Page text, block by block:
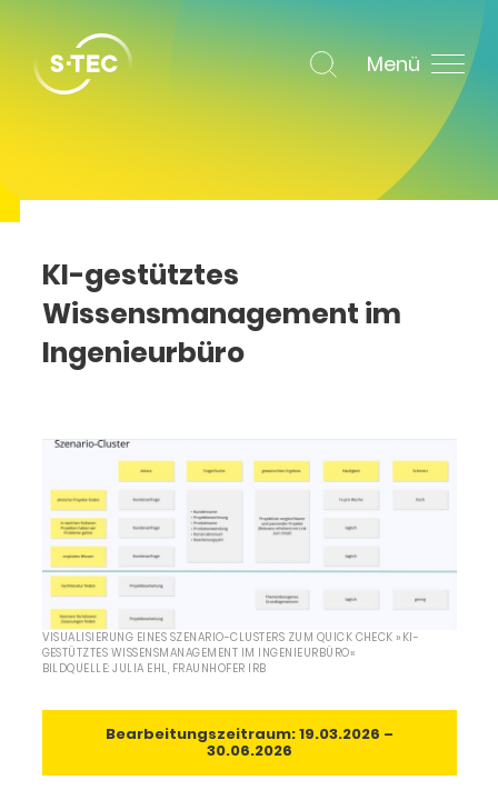
Menü
KI-gestütztes
Wissensmanagement im
Ingenieurbüro
VISUALISIERUNG EINES SZENARIO-CLUSTERS ZUM QUICK CHECK »KI-
GESTÜTZTES WISSENSMANAGEMENT IM INGENIEURBÜRO«
BILDQUELLE: JULIA EHL, FRAUNHOFER IRB
Bearbeitungszeitraum: 19.03.2026 –
30.06.2026